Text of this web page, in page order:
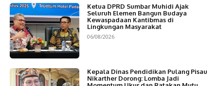
Ketua DPRD Sumbar Muhidi Ajak
Seluruh Elemen Bangun Budaya
Kewaspadaan Kantibmas di
Lingkungan Masyarakat
06/08/2026
Kepala Dinas Pendidikan Pulang Pisau
Nikarther Dorong: Lomba Jadi